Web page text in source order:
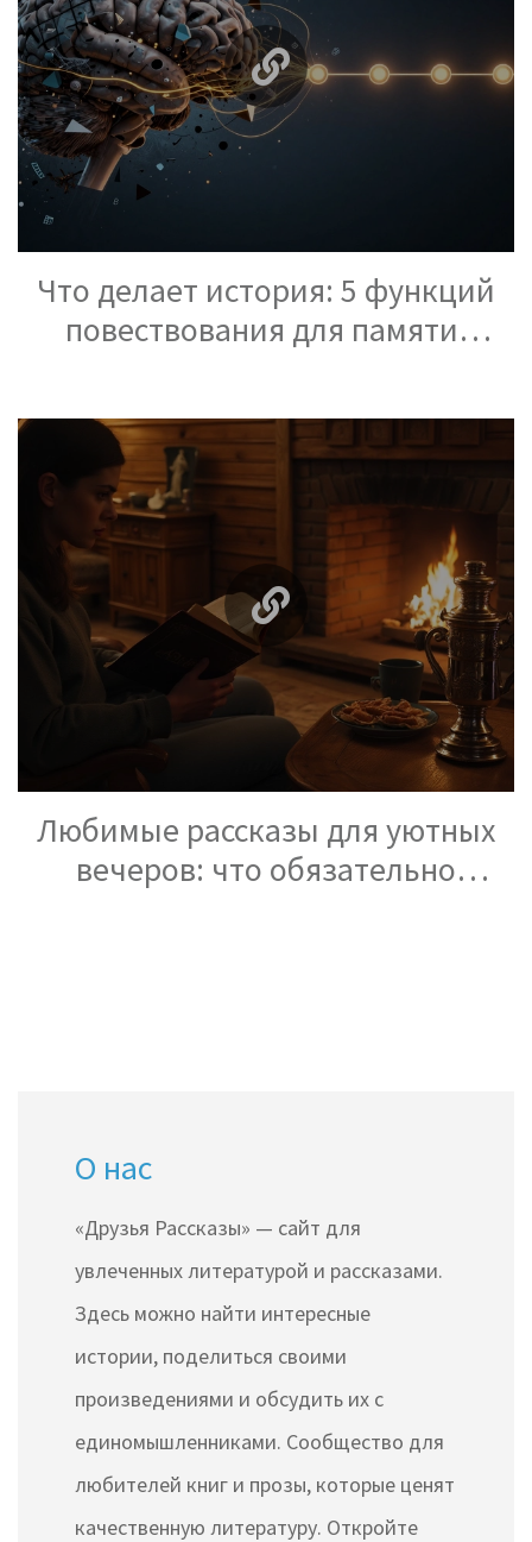
Что делает история: 5 функций
повествования для памяти,
Любимые рассказы для уютных
вечеров: что обязательно
О нас
«Друзья Рассказы» — сайт для
увлеченных литературой и рассказами.
Здесь можно найти интересные
истории, поделиться своими
произведениями и обсудить их с
единомышленниками. Сообщество для
любителей книг и прозы, которые ценят
качественную литературу. Откройте